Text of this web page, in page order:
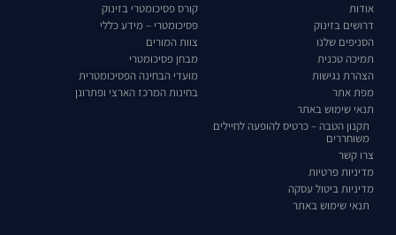
אודות
דרושים בזינוק
הסניפים שלנו
תמיכה טכנית
הצהרת נגישות
מפת אתר
תנאי שימוש באתר
תקנון הטבה – כרטיס להופעה לחיילים
משוחררים
צרו קשר
מדיניות פרטיות
מדיניות ביטול עסקה
תנאי שימוש באתר
קורס פסיכומטרי בזינוק
פסיכומטרי – מידע כללי
צוות המורים
מבחן פסיכומטרי
מועדי הבחינה הפסיכומטרית
בחינות המרכז הארצי ופתרונן